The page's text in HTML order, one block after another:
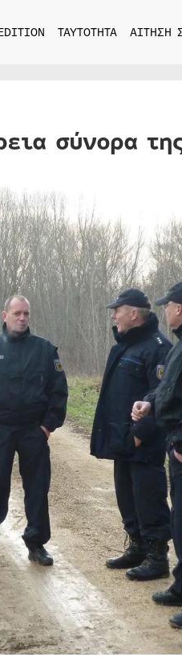
ΤΑΥΤΟΤΗΤΑ ΑΙΤΗΣΗ
σύνορα